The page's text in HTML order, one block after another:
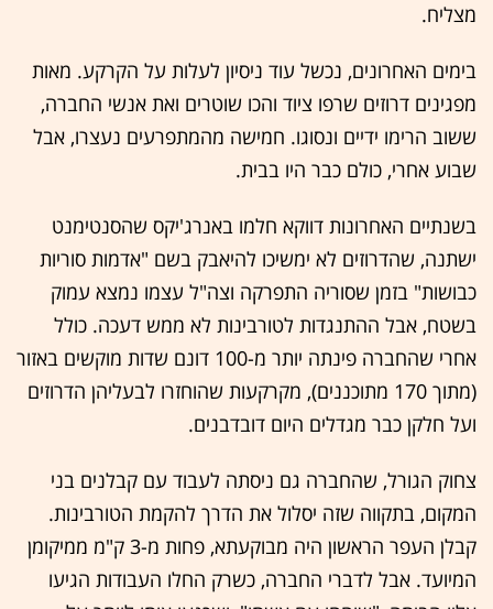
מצליח.
בימים האחרונים, נכשל עוד ניסיון לעלות על הקרקע. מאות
מפגינים דרוזים שרפו ציוד והכו שוטרים ואת אנשי החברה,
ששוב הרימו ידיים ונסוגו. חמישה מהמתפרעים נעצרו, אבל
שבוע אחרי, כולם כבר היו בבית.
בשנתיים האחרונות דווקא חלמו באנרג'יקס שהסנטימנט
ישתנה, שהדרוזים לא ימשיכו להיאבק בשם "אדמות סוריות
כבושות" בזמן שסוריה התפרקה וצה"ל עצמו נמצא עמוק
בשטח, אבל ההתנגדות לטורבינות לא ממש דעכה. כולל
אחרי שהחברה פינתה יותר מ-100 דונם שדות מוקשים באזור
(מתוך 170 מתוכננים), מקרקעות שהוחזרו לבעליהן הדרוזים
ועל חלקן כבר מגדלים היום דובדבנים.
צחוק הגורל, שהחברה גם ניסתה לעבוד עם קבלנים בני
המקום, בתקווה שזה יסלול את הדרך להקמת הטורבינות.
קבלן העפר הראשון היה מבוקעתא, פחות מ-3 ק"מ ממיקומן
המיועד. אבל לדברי החברה, כשרק החלו העבודות הגיעו